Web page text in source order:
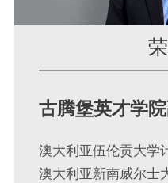
古腾堡英才学
澳大利亚伍伦贡大学
澳大利亚新南威尔士